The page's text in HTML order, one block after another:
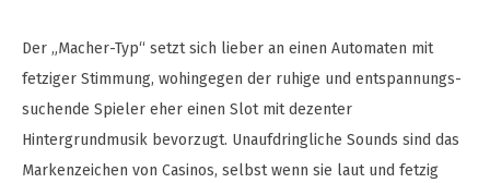
Der „Macher-Typ“ setzt sich lieber an einen Automaten mit
fetziger Stimmung, wohingegen der ruhige und entspannungs-
suchende Spieler eher einen Slot mit dezenter
Hintergrundmusik bevorzugt. Unaufdringliche Sounds sind das
Markenzeichen von Casinos, selbst wenn sie laut und fetzig